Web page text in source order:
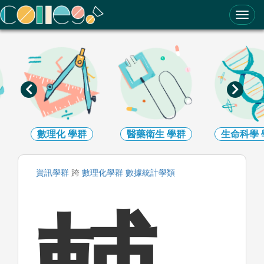
ColleGo! 大學選才與高中育才輔助系統
數理化學群 醫藥衛生 學群 生命科學
資訊學群 跨 數理化學群 數據統計學類